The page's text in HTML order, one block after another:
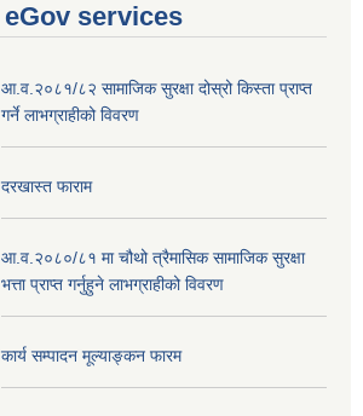
eGov services
आ.व.२०८१/८२ सामाजिक सुरक्षा दोस्रो किस्ता प्राप्त
गर्ने लाभग्राहीको विवरण
दरखास्त फाराम
आ.व.२०८०/८१ मा चौथो त्रैमासिक सामाजिक सुरक्षा
भत्ता प्राप्त गर्नुहुने लाभग्राहीको विवरण
कार्य सम्पादन मूल्याङ्कन फारम